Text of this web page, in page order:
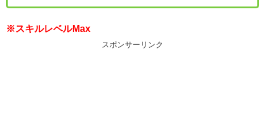
※スキルレベルMax
スポンサーリンク